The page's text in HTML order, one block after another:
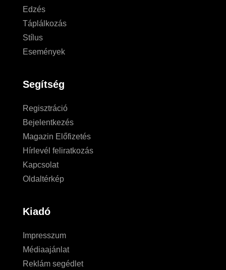
Edzés
Táplálkozás
Stílus
Események
Segítség
Regisztráció
Bejelentkezés
Magazin Előfizetés
Hírlevél feliratkozás
Kapcsolat
Oldaltérkép
Kiadó
Impresszum
Médiaajánlat
Reklám segédlet